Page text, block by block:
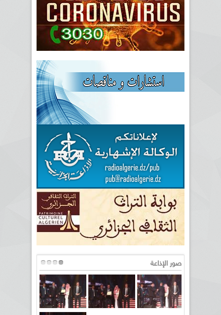
صور الإذاعة